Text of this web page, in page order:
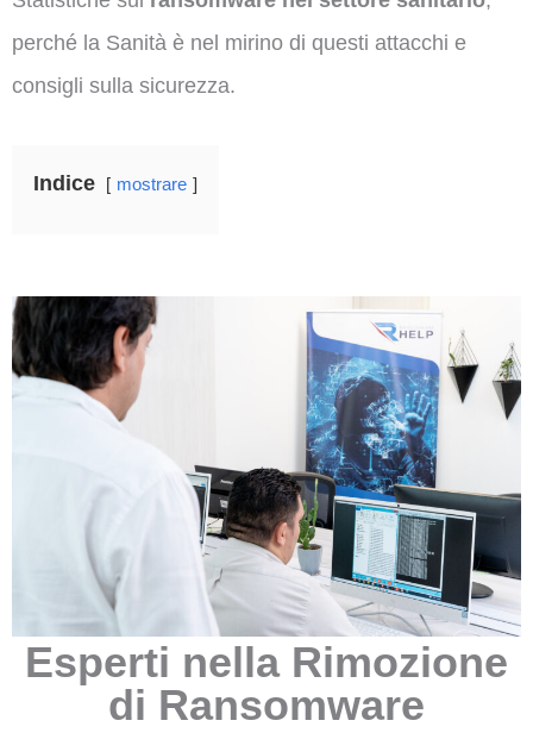
perché la Sanità è nel mirino di questi attacchi e
consigli sulla sicurezza.
Indice mostrare
Esperti nella Rimozione
di Ransomware